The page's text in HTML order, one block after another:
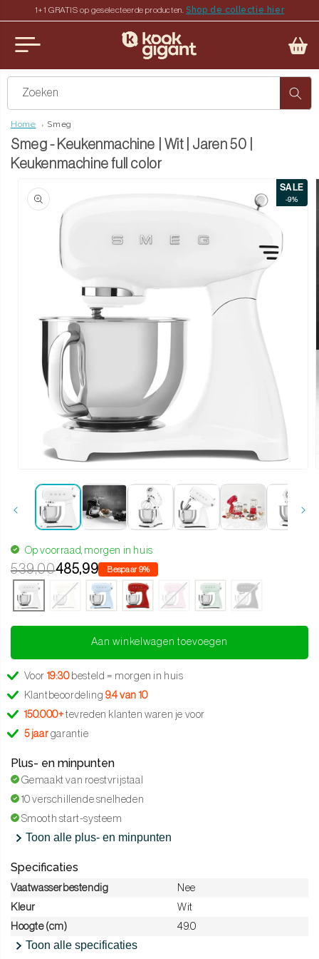
naar de content
1+1 GRATIS op geselecteerde producten.Shop de collectie hier
sluiten
Zoeken
Home Smeg
Smeg - Keukenmachine | Wit | Jaren 50 |
Keukenmachine full color
naar productinformatie SALE
-9%
Op voorraad, morgen in huis
539,00485,99 Bespaar 9%
Aan winkelwagen toevoegen
Voor 19:30besteld = morgen in huis
Klantbeoordeling 9.4 van 10
150.000+tevreden klanten waren je voor
5 jaar garantie
Plus- en minpunten
Gemaakt van roestvrijstaal
10 verschillende snelheden
Smooth start-systeem
Toon alle plus- en minpunten
Specificaties
Vaatwasserbestendig
Nee
Kleur
Wit
Hoogte (cm)
49.0
Toon alle specificaties